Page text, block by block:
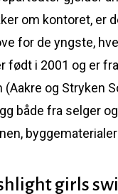
om kontoret, er
for de yngste,
født i 2001 og er
(Aakre og Stryken
både fra selger
girls